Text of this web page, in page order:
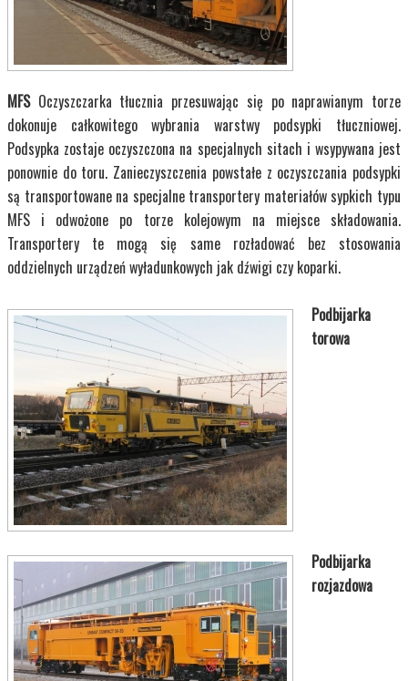
MFS Oczyszczarka tłucznia przesuwając się po naprawianym torze
dokonuje całkowitego wybrania warstwy podsypki tłuczniowej.
Podsypka zostaje oczyszczona na specjalnych sitach i wsypywana jest
ponownie do toru. Zanieczyszczenia powstałe z oczyszczania podsypki
są transportowane na specjalne transportery materiałów sypkich typu
MFS i odwożone po torze kolejowym na miejsce składowania.
Transportery te mogą się same rozładować bez stosowania
oddzielnych urządzeń wyładunkowych jak dźwigi czy koparki.
Podbijarka
torowa
Podbijarka
rozjazdowa